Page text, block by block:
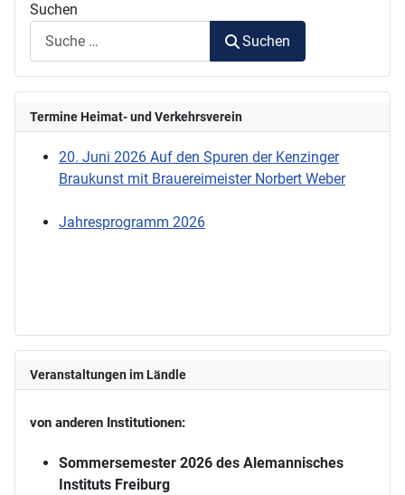
Suchen
Suchen
Termine Heimat- und Verkehrsverein
20. Juni 2026 Auf den Spuren der Kenzinger
Braukunst mit Brauereimeister Norbert Weber
Jahresprogramm 2026
Veranstaltungen im Ländle
von anderen Institutionen:
Sommersemester 2026 des Alemannisches
Instituts Freiburg